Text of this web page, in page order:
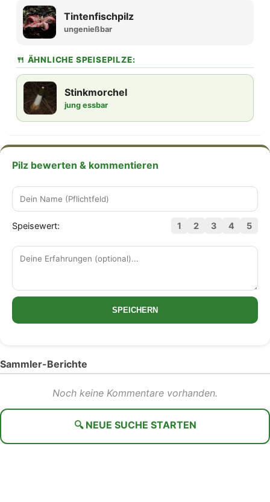
Tintenfischpilz
ungenießbar
🍴 ÄHNLICHE SPEISEPILZE:
Stinkmorchel
jung essbar
Pilz bewerten & kommentieren
Speisewert: 1 2 3 4 5
SPEICHERN
Sammler-Berichte
Noch keine Kommentare vorhanden.
🔍 NEUE SUCHE STARTEN